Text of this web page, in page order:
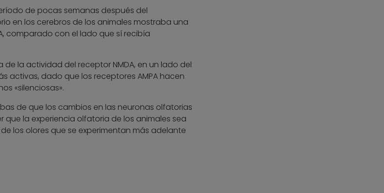
de pocas semanas después del
en los cerebros de los animales mostraba una
comparado con el lado que sí recibía
la actividad del receptor NMDA, en un lado del
activas, dado que los receptores AMPA hacen
«silenciosas».
de que los cambios en las neuronas olfatorias
la experiencia olfatoria de los animales sea
los olores que se experimentan más adelante